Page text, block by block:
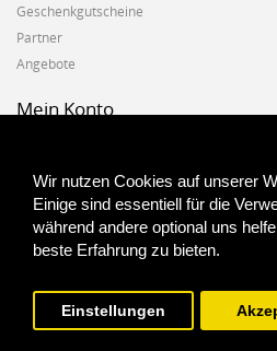
Wir nutzen Cookies auf unserer
Einige sind essentiell für die
während andere optional uns
beste Erfahrung zu bieten.
Einstellungen
Geschenkgutscheine
Partner
Angebote
Mein Konto
Auftragshistorie
Wunschzettel
Newsletter
Biostoffe.at -